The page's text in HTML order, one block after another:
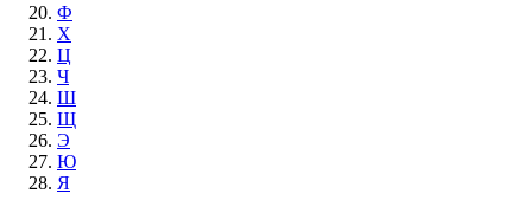
Ф
Х
Ц
Ч
Ш
Щ
Э
Ю
Я